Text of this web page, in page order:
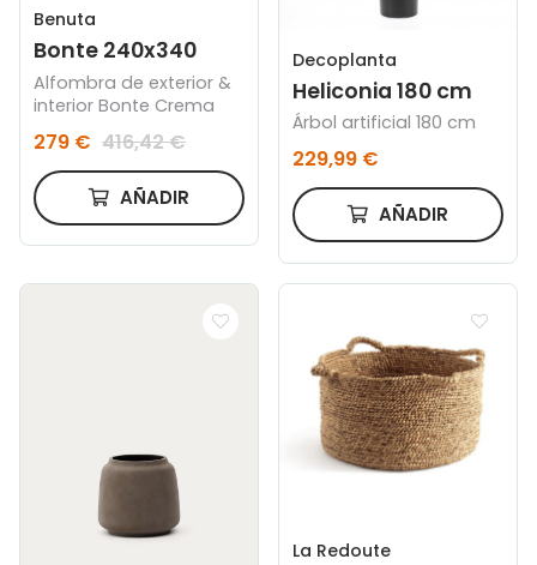
Benuta
Bonte 240x340
Alfombra de exterior &
interior Bonte Crema
279 € 416,42 €
AÑADIR
Decoplanta
Heliconia 180 cm
Árbol artificial 180 cm
229,99 €
AÑADIR
La Redoute